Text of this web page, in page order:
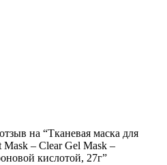
на “Тканевая маска для
– Clear Gel Mask –
кислотой, 27г”